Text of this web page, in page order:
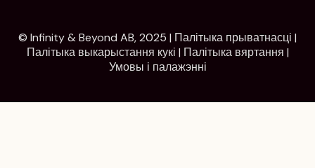
© Infinity & Beyond AB, 2025 | Палітыка прыватнасці |
Палітыка выкарыстання кукі | Палітыка вяртання |
Умовы і палажэнні